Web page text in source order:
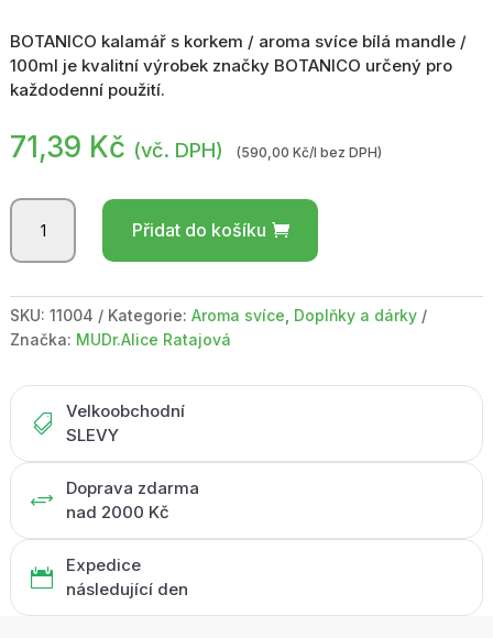
BOTANICO kalamář s korkem / aroma svíce bílá mandle /
100ml je kvalitní výrobek značky BOTANICO určený pro
každodenní použití.
71,39 Kč (vč. DPH) (590,00 Kč/l bez DPH)
BOTANICO
kalamář
s
/
aroma
mandle
100ml
množství
Přidat do košíku
SKU: 11004 Kategorie: Aroma svíce Doplňky a dárky
Značka: MUDr.Alice Ratajová

Velkoobchodní
SLEVY
+
Doprava zdarma
nad 2000 Kč

Expedice
následující den